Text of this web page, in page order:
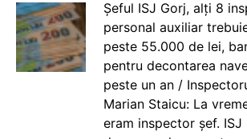
Șeful ISJ Gorj, alți 8
personal auxiliar
peste 55.000 de lei,
pentru decontarea
peste un an /
Marian Staicu: La
eram inspector șef. ISJ